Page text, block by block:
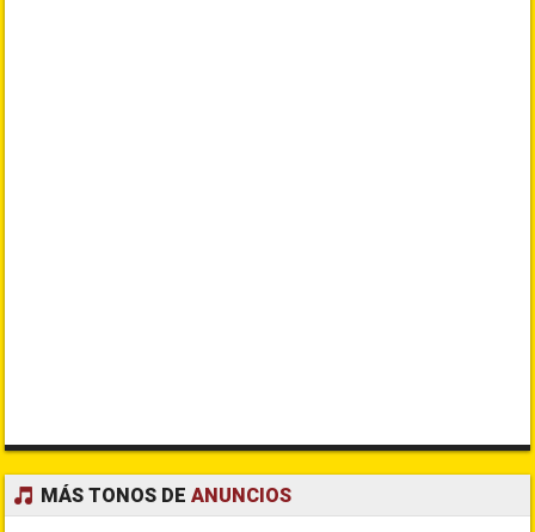
MÁS TONOS DEANUNCIOS